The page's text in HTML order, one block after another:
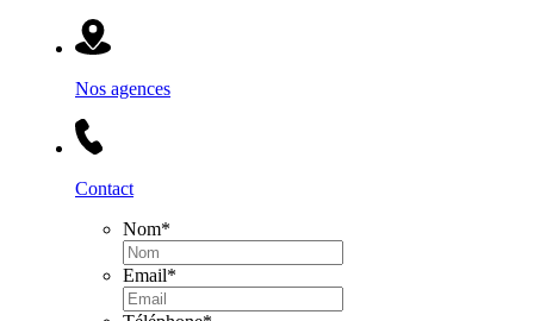
Nos agences
Contact
Nom*
Email*